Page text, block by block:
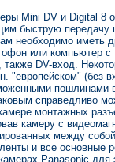
Mini DV и Digital 8
быструю передачу
необходимо иметь
или компьютер
также DV-вход.
"европейском" (без
пошлинами
справедливо
монтажных
камеру с
между
и все основные
Panasonic